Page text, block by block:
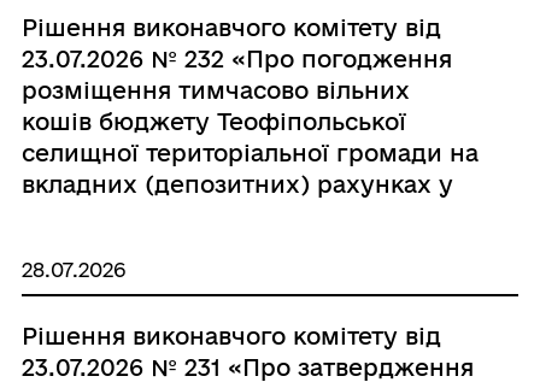
адресою: вул. Шкільна, 16, село
Поляхова , Хмельницький район,
Хмельницька область»»
Рішення виконавчого комітету від
23.07.2026 № 232 «Про погодження
розміщення тимчасово вільних
кошів бюджету Теофіпольської
селищної територіальної громади на
вкладних (депозитних) рахунках у
28.07.2026
Рішення виконавчого комітету від
23.07.2026 № 231 «Про затвердження